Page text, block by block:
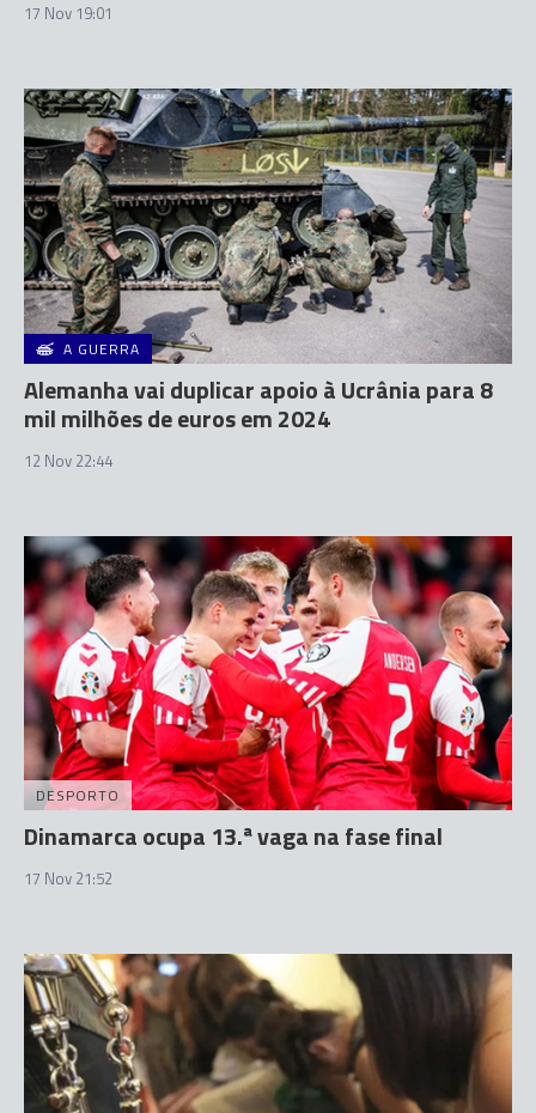
17 Nov 19:01
A GUERRA
Alemanha vai duplicar apoio à Ucrânia para 8
mil milhões de euros em 2024
12 Nov 22:44
DESPORTO
Dinamarca ocupa 13.ª vaga na fase final
17 Nov 21:52